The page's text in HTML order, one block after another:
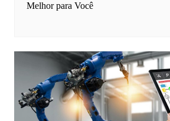
Melhor para Você